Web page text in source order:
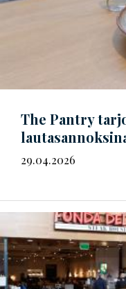
The Pantry
29.04.2026